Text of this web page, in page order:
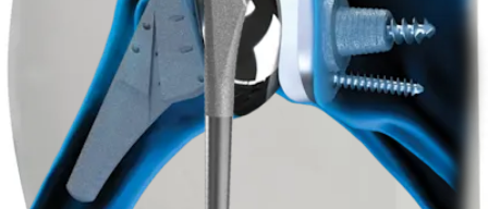
Cotovelo Mão e punho Pé e
Quadril Ortobiológicos Cirurgia cardiotorácicaColuna vertebral
Producto
Ombro JoelhoCotovelo
Pé e